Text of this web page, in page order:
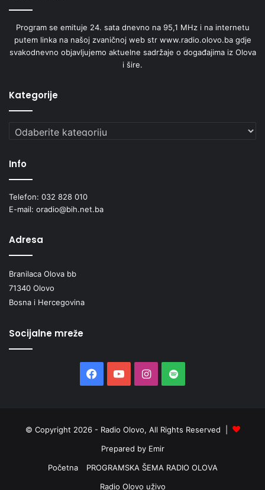
Program se emituje 24. sata dnevno na 95,1 MHz i na internetu
putem linka na našoj zvaničnoj web str www.radio.olovo.ba gdje
svakodnevno objavljujemo aktuelne sadržaje o događajima iz Olova
i šire.
Kategorije
Kategorije
Info
Telefon: 032 828 010
E-mail: oradio@bih.net.ba
Adresa
Branilaca Olova bb
71340 Olovo
Bosna i Hercegovina
Socijalne mreže
Facebook
YouTubeInstagram
Spotify
© Copyright 2026 - Radio Olovo, All Rights Reserved |
Prepared by Emir
Početna
PROGRAMSKA ŠEMA RADIO OLOVA
Radio Olovo uživo